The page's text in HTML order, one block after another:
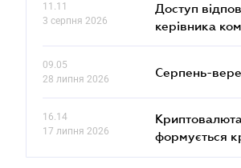
11.11
3 серпня 2026
Доступ
керівника
09.05
28 липня 2026
Серпень-
16.14
17 липня 2026
формується